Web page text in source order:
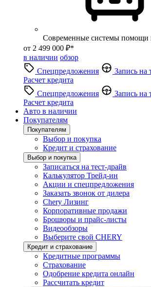
Современные системы помощи
от 2 499 000 ₽*
в наличии обзор
Спецпредложения
Запись на
Расчет кредита
Спецпредложения
Запись на
Расчет кредита
Авто в наличии
Покупателям
Покупателям
Выбор и покупка
Кредит и страхование
Выбор и покупка
Записаться на тест-драйв
Калькулятор Трейд-ин
Акции и спецпредложения
Заказать звонок от дилера
Chery Лизинг
Корпоративные продажи
Брошюры и прайс-листы
Видеообзоры
Выберите свой CHERY
Кредит и страхование
Кредитные программы
Страхование
Одобрение кредита онлайн
Рассчитать кредит